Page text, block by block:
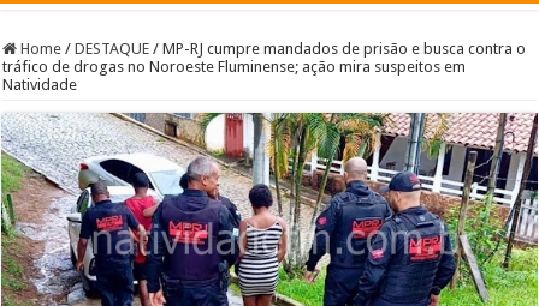
Home / DESTAQUE / MP-RJ cumpre mandados de prisão e busca contra o
tráfico de drogas no Noroeste Fluminense; ação mira suspeitos em
Natividade